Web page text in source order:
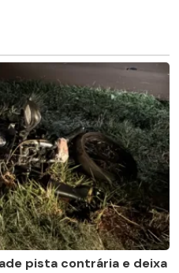
pista contrária e deixa